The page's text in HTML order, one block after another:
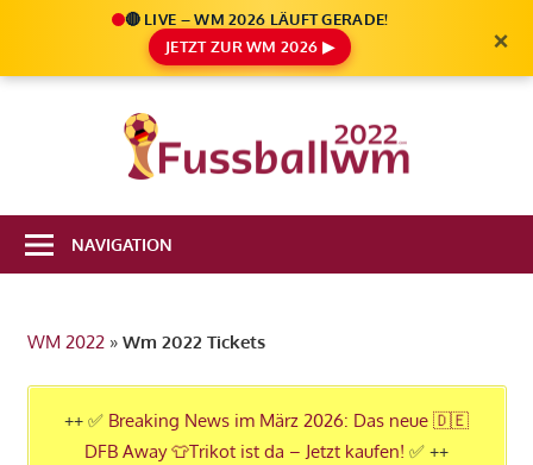
🔴 LIVE – WM 2026 LÄUFT GERADE!
JETZT ZUR WM 2026 ▶
×
Infos
2022
NAVIGATION
WM 2022» Wm 2022 Tickets
++ ✅ Breaking News im März 2026: Das neue 🇩🇪
DFB Away 👕Trikot ist da – Jetzt kaufen! ✅ ++